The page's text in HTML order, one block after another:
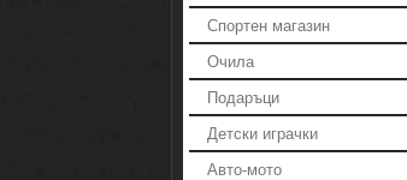
Спортен магазин
Очила
Подаръци
Детски играчки
Авто-мото